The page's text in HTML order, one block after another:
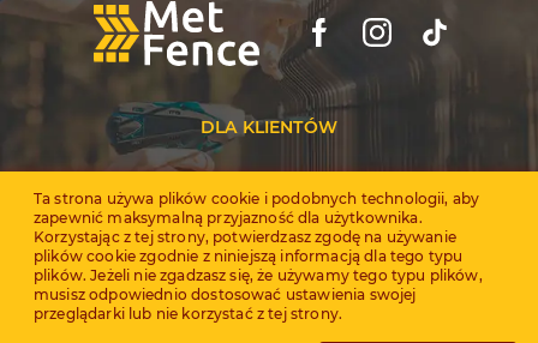
DLA KLIENTÓW
Certyfikaty
Ta strona używa plików cookie i podobnych technologii, aby
zapewnić maksymalną przyjazność dla użytkownika.
Korzystając z tej strony, potwierdzasz zgodę na używanie
plików cookie zgodnie z niniejszą informacją dla tego typu
plików. Jeżeli nie zgadzasz się, że używamy tego typu plików,
musisz odpowiednio dostosować ustawienia swojej
przeglądarki lub nie korzystać z tej strony.